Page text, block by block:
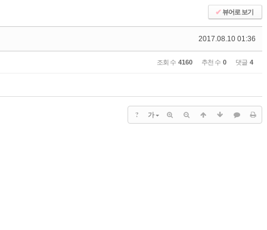
✔뷰어로 보기
2017.08.10 01:36
조회 수 4160 추천 수 0 댓글 4
? 가